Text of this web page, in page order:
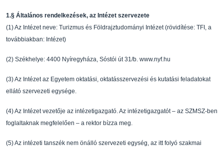
1.§ Általános rendelkezések, az Intézet szervezete
(1)Az Intézet neve: Turizmus és Földrajztudományi Intézet(rövidítése: TFI, a
továbbiakban: Intézet)
(2) Székhelye: 4400 Nyíregyháza, Sóstói út 31/b. www.nyf.hu
(3)Az Intézet az Egyetem oktatási, oktatásszervezési és kutatási feladatokat
ellátó szervezeti egysége.
(4)Az Intézet vezetője az intézetigazgató. Az intézetigazgatót – az SZMSZ-ben
foglaltaknak megfelel ően – a rektor bízza meg.
(5)Az intézeti tanszék nem önálló szervezeti egység, az itt folyó szakmai